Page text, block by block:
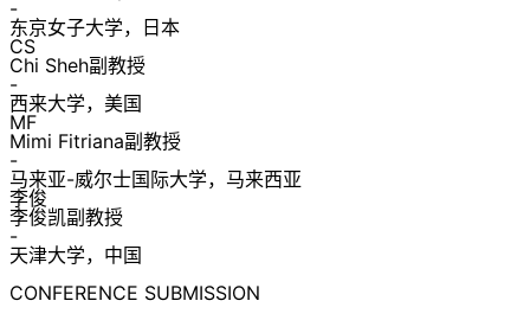
-
东京女子大学，日本
CS
Chi Sheh副教授
-
西来大学，美国
MF
Mimi Fitriana副教授
-
马来亚-威尔士国际大学，马来西亚
李俊
李俊凯副教授
-
天津大学，中国
CONFERENCE SUBMISSION